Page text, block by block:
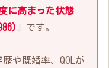
に高まった状態
」です。
や既婚率、QOLが